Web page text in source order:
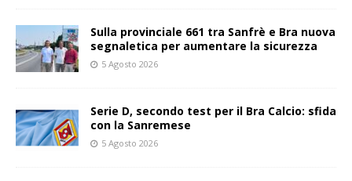
Sulla provinciale 661 tra Sanfrè e Bra nuova
segnaletica per aumentare la sicurezza
5 Agosto 2026
Serie D, secondo test per il Bra Calcio: sfida
con la Sanremese
5 Agosto 2026